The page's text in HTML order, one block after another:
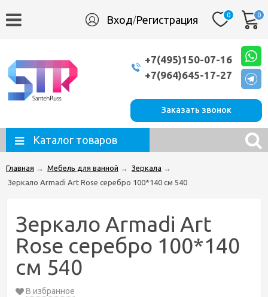
Вход/Регистрация 0 0
+7(495)150-07-16
+7(964)645-17-27
Заказать звонок
Каталог товаров
Главная → Мебель для ванной → Зеркала →
Зеркало Armadi Art Rose серебро 100*140 см 540
Зеркало Armadi Art
Rose серебро 100*140
см 540
В избранное